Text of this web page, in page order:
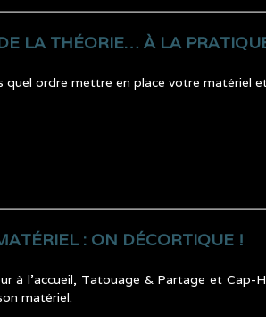
LA THÉORIE… À LA
quel ordre mettre en place votre matériel
: ON DÉCORTIQUE !
à l’accueil, Tatouage & Partage et Cap-
matériel.